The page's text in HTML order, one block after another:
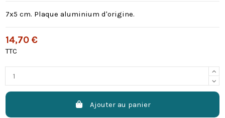
7x5 cm. Plaque aluminium d'origine.
14,70 €
TTC
Ajouter au panier